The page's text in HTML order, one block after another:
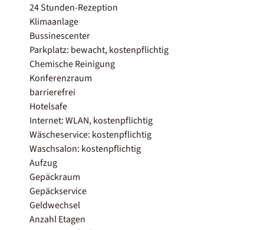
24 Stunden-Rezeption
Klimaanlage
Bussinescenter
Parkplatz: bewacht, kostenpflichtig
Chemische Reinigung
Konferenzraum
barrierefrei
Hotelsafe
Internet: WLAN, kostenpflichtig
Wäscheservice: kostenpflichtig
Waschsalon: kostenpflichtig
Aufzug
Gepäckraum
Gepäckservice
Geldwechsel
Anzahl Etagen